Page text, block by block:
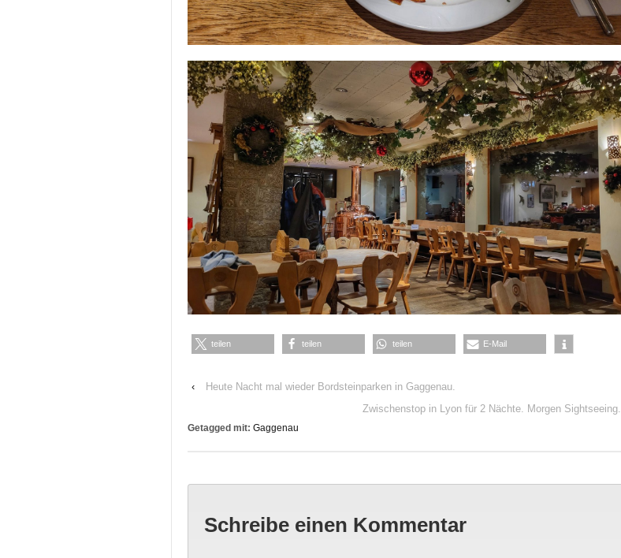
teilen teilen teilen E-Mail
‹
Heute Nacht mal wieder Bordsteinparken in Gaggenau.
Zwischenstop in Lyon für 2 Nächte. Morgen Sightseeing.
Getagged mit: Gaggenau
Schreibe einen Kommentar